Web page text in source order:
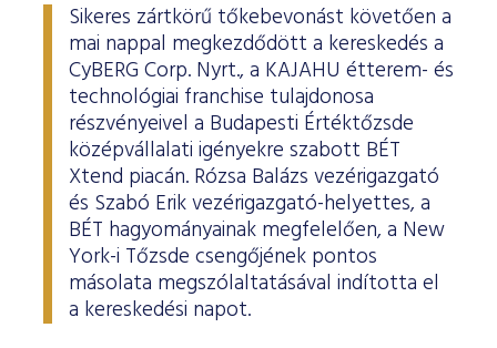
Sikeres zártkörű tőkebevonást követően a
mai nappal megkezdődött a kereskedés a
CyBERG Corp. Nyrt., a KAJAHU étterem- és
technológiai franchise tulajdonosa
részvényeivel a Budapesti Értéktőzsde
középvállalati igényekre szabott BÉT
Xtend piacán. Rózsa Balázs vezérigazgató
és Szabó Erik vezérigazgató-helyettes, a
BÉT hagyományainak megfelelően, a New
York-i Tőzsde csengőjének pontos
másolata megszólaltatásával indította el
a kereskedési napot.